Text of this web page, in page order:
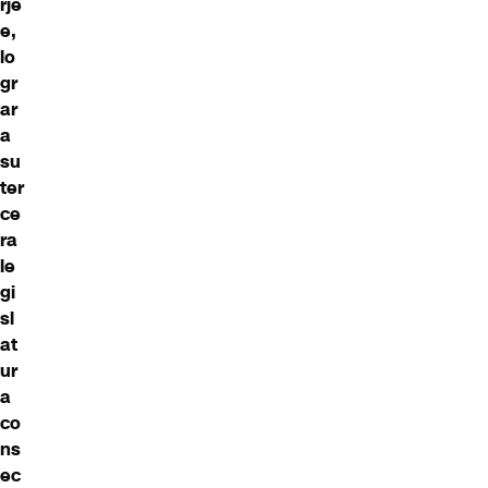
e,
lo
gr
ar
a
su
ter
ce
ra
le
gi
sl
at
ur
a
co
ns
ec